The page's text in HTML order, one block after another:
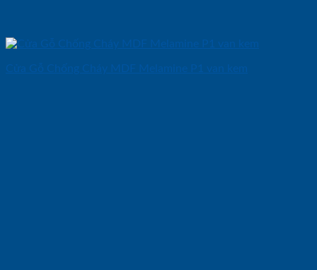
Cửa Gỗ Chống Cháy MDF Melamine P1 van kem